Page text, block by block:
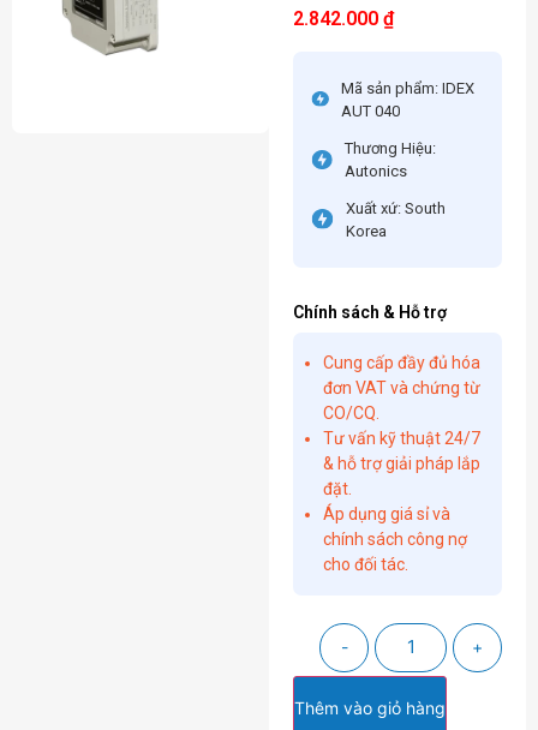
2.842.000 ₫
Mã sản phẩm: IDEX
AUT 040
Thương Hiệu:
Autonics
Xuất xứ: South
Korea
Chính sách & Hỗ trợ
Cung cấp đầy đủ hóa
đơn VAT và chứng từ
CO/CQ.
Tư vấn kỹ thuật 24/7
& hỗ trợ giải pháp lắp
đặt.
Áp dụng giá sỉ và
chính sách công nợ
cho đối tác.
- +
Thêm vào giỏ hàng